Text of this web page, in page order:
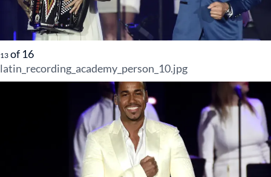
13 of 16
latin_recording_academy_person_10.jpg